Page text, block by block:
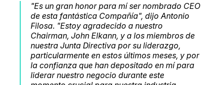
"Es un gran honor para mí ser nombrado CEO
de esta fantástica Compañía", dijo Antonio
Filosa. "Estoy agradecido a nuestro
Chairman, John Elkann, y a los miembros de
nuestra Junta Directiva por su liderazgo,
particularmente en estos últimos meses, y por
la confianza que han depositado en mí para
liderar nuestro negocio durante este